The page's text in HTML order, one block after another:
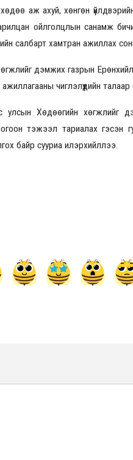
аж ахуй, хөнгөн
ойлголцлын санамж
салбарт хамтран ажиллах
дэмжих газрын
чиглэлүүдийн
Хөдөөгийн хөгжлийг
тэжээл тариалах гэсэн
байр сууриа илэрхийллээ.